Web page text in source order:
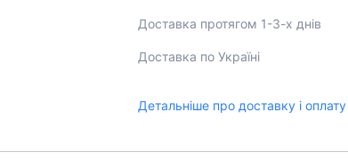
Доставка протягом 1-3-х днів
Доставка по Україні
Детальніше про доставку і оплату